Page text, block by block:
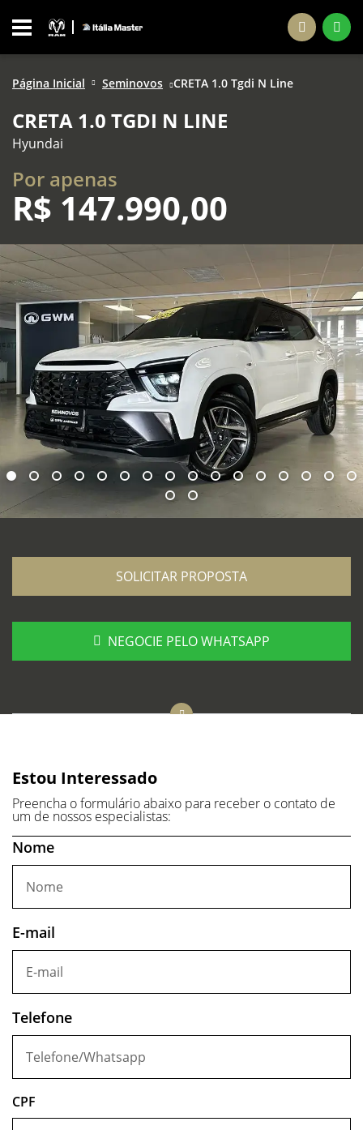
Página Inicial Seminovos CRETA 1.0 Tgdi N Line
CRETA 1.0 TGDI N LINE
Hyundai
Por apenas
R$ 147.990,00
SOLICITAR PROPOSTA
NEGOCIE PELO WHATSAPP
Estou Interessado
Preencha o formulário abaixo para receber o contato de
um de nossos especialistas:
Nome
E-mail
Telefone
CPF